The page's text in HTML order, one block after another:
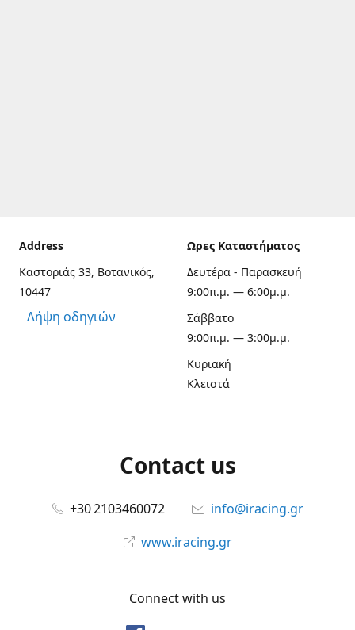
Address
Καστοριάς 33, Βοτανικός,
10447
Λήψη οδηγιών
Ωρες Καταστήματος
Δευτέρα - Παρασκευή
9:00π.μ. — 6:00μ.μ.
Σάββατο
9:00π.μ. — 3:00μ.μ.
Κυριακή
Κλειστά
Contact us
+30 2103460072
info@iracing.gr
www.iracing.gr
Connect with us